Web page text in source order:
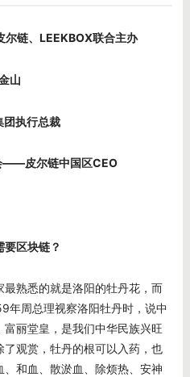
尔链、LEEKBOX联合主办
山
团执行总裁
——皮尔链中国区CEO
区块链？
熟悉的就是洛阳的牡丹花，而
年周总理视察洛阳牡丹时，说中
丽堂皇，是我们中华民族兴旺
观赏，牡丹的根可以入药，也
和血、散淤血、除烦热、安神